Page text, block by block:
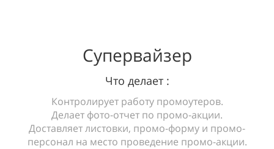
Супервайзер
Что делает :
Контролирует работу промоутеров.
Делает фото-отчет по промо-акции.
Доставляет листовки, промо-форму и промо-
персонал на место проведение промо-акции.